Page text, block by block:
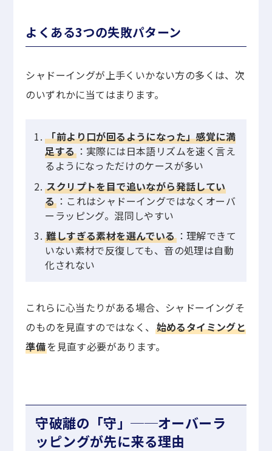
よくある3つの失敗パターン
シャドーイングが上手くいかない方の多くは、次
のいずれかに当てはまります。
「前より口が回るようになった」感覚に満
足する：実際には日本語リズムを速く言え
るようになっただけのケースが多い
スクリプトを目で追いながら発話してい
る：これはシャドーイングではなくオーバ
ーラッピング。混同しやすい
難しすぎる素材を選んでいる：理解できて
いない素材で反復しても、音の処理は自動
化されない
これらに心当たりがある場合、シャドーイングそ
のものを見直すのではなく、 始めるタイミングと
準備を見直す必要があります。
守破離の「守」──オーバーラ
ッピングが先に来る理由